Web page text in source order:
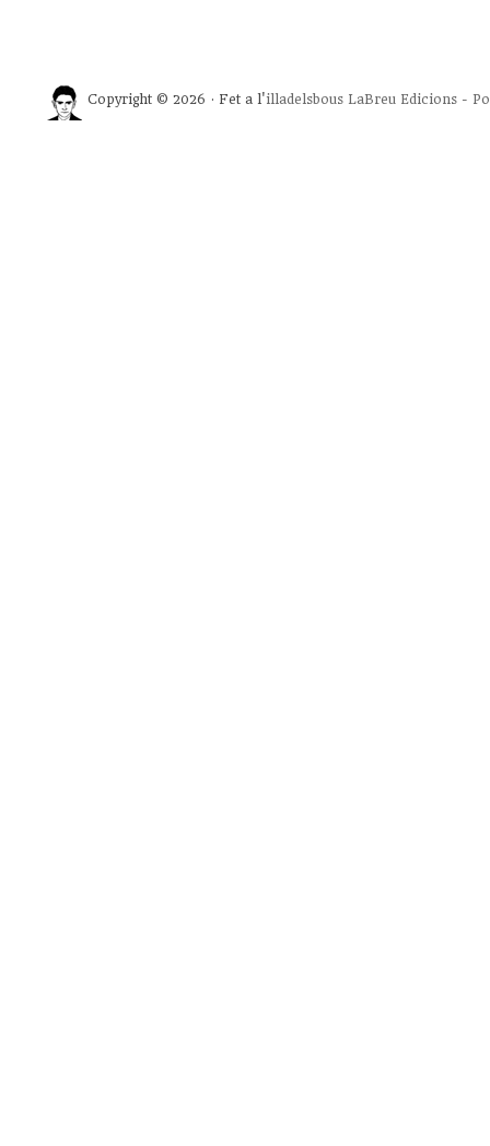
Copyright © 2026 · Fet a l'illadelsbous LaBreu Edicions -